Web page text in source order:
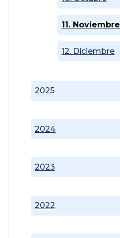
2022
2023
2024
2025
11. Noviembre
12. Diciembre